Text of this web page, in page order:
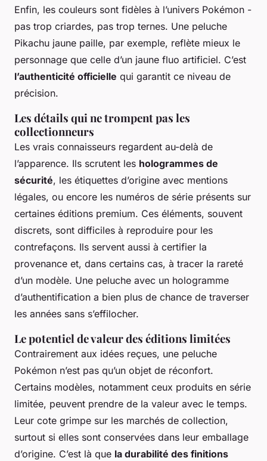
Enfin, les couleurs sont fidèles à l’univers Pokémon -
pas trop criardes, pas trop ternes. Une peluche
Pikachu jaune paille, par exemple, reflète mieux le
personnage que celle d’un jaune fluo artificiel. C’est
l’authenticité officielle qui garantit ce niveau de
précision.
Les détails qui ne trompent pas les
collectionneurs
Les vrais connaisseurs regardent au-delà de
l’apparence. Ils scrutent les hologrammes de
sécurité, les étiquettes d’origine avec mentions
légales, ou encore les numéros de série présents sur
certaines éditions premium. Ces éléments, souvent
discrets, sont difficiles à reproduire pour les
contrefaçons. Ils servent aussi à certifier la
provenance et, dans certains cas, à tracer la rareté
d’un modèle. Une peluche avec un hologramme
d’authentification a bien plus de chance de traverser
les années sans s’effilocher.
Le potentiel de valeur des éditions limitées
Contrairement aux idées reçues, une peluche
Pokémon n’est pas qu’un objet de réconfort.
Certains modèles, notamment ceux produits en série
limitée, peuvent prendre de la valeur avec le temps.
Leur cote grimpe sur les marchés de collection,
surtout si elles sont conservées dans leur emballage
d’origine. C’est là que la durabilité des finitions